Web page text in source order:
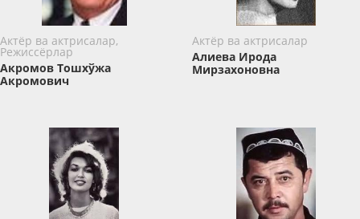
Актёр ва актрисалар,
Режиссёрлар
Акромов Тошхўжа
Акромович
Актёр ва актрисалар
Алиева Ирода
Мирзахоновна